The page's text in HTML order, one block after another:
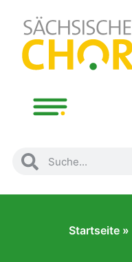
Startseite»